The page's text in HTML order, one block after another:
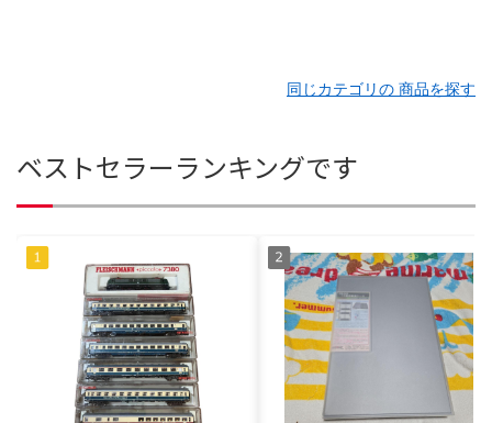
同じカテゴリの 商品を探す
ベストセラーランキングです